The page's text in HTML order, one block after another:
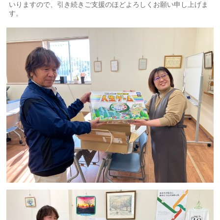
いりますので、引き続きご支援のほどよろしくお願い申し上げま
す。